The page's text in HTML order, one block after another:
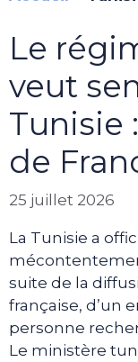
Le
veut
Tunisie
de
25 juillet 2026
La Tunisie a
suite de la
française, d’un
personne
Le ministère